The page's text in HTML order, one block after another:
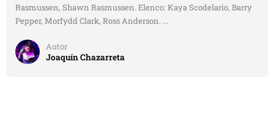
Rasmussen, Shawn Rasmussen. Elenco: Kaya Scodelario, Barry
Pepper, Morfydd Clark, Ross Anderson. ...
Autor
Joaquín Chazarreta